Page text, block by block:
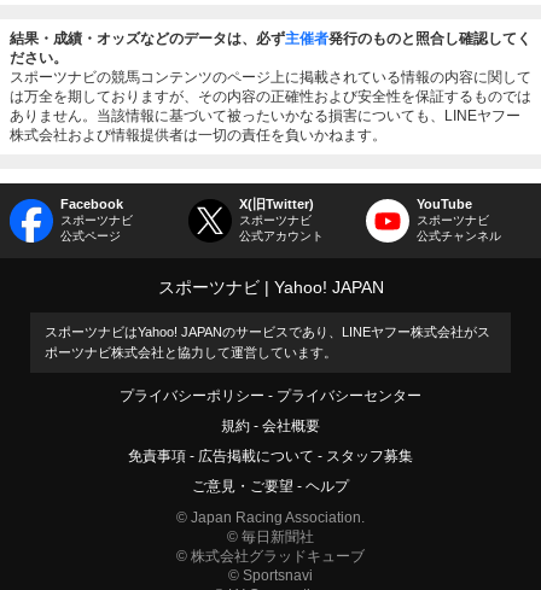
結果・成績・オッズなどのデータは、必ず主催者発行のものと照合し確認してく
ださい。
スポーツナビの競馬コンテンツのページ上に掲載されている情報の内容に関して
は万全を期しておりますが、その内容の正確性および安全性を保証するものでは
ありません。当該情報に基づいて被ったいかなる損害についても、LINEヤフー
株式会社および情報提供者は一切の責任を負いかねます。
Facebook
スポーツナビ
公式ページ
X(旧Twitter)
スポーツナビ
公式アカウント
YouTube
スポーツナビ
公式チャンネル
スポーツナビ Yahoo! JAPAN
スポーツナビはYahoo! JAPANのサービスであり、LINEヤフー株式会社がス
ポーツナビ株式会社と協力して運営しています。
プライバシーポリシー
プライバシーセンター
規約
会社概要
免責事項
広告掲載について
スタッフ募集
ご意見・ご要望
ヘルプ
© Japan Racing Association.
© 毎日新聞社
© 株式会社グラッドキューブ
© Sportsnavi